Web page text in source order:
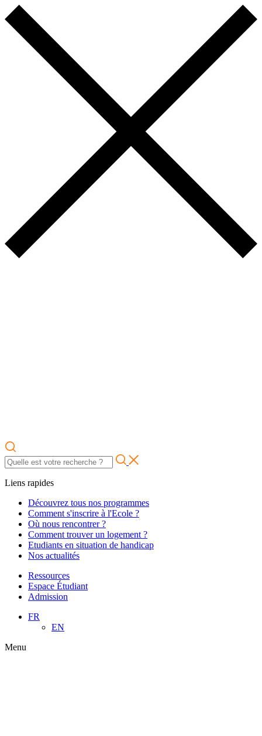
Liens rapides
Découvrez tous nos programmes
Comment s'inscrire à l'Ecole ?
Où nous rencontrer ?
Comment trouver un logement ?
Etudiants en situation de handicap
Nos actualités
Ressources
Espace Étudiant
Admission
FR
EN
Menu